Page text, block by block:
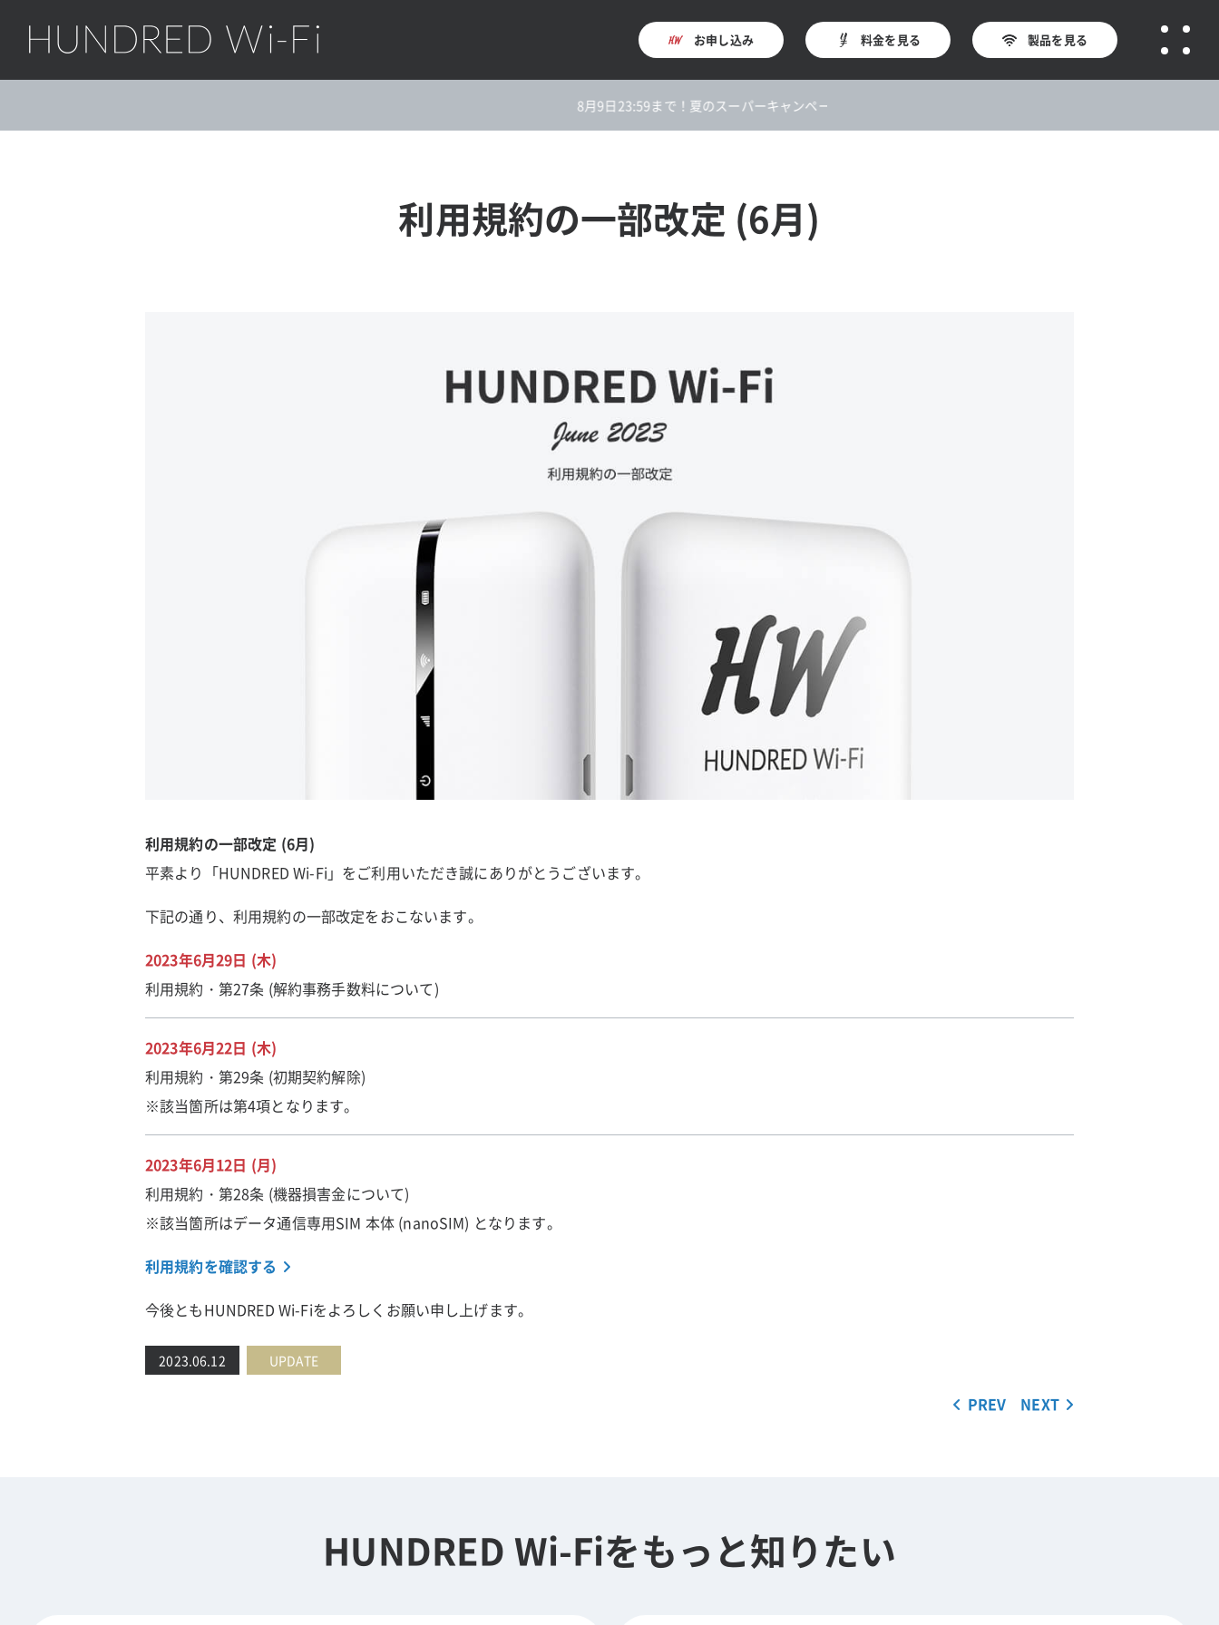
HUNDRED Wi-Fi お申し込み 料金を見る 製品を見る
8月9日23:59まで！夏のスーパーキャンペーン★今なら最大16,258円オフ！
利用規約の一部改定 (6月)
利用規約の一部改定 (6月)
平素より「HUNDRED Wi-Fi」をご利用いただき誠にありがとうございます。
下記の通り、利用規約の一部改定をおこないます。
2023年6月29日 (木)
利用規約・第27条 (解約事務手数料について)
2023年6月22日 (木)
利用規約・第29条 (初期契約解除)
※該当箇所は第4項となります。
2023年6月12日 (月)
利用規約・第28条 (機器損害金について)
※該当箇所はデータ通信専用SIM 本体 (nanoSIM) となります。
利用規約を確認する
今後ともHUNDRED Wi-Fiをよろしくお願い申し上げます。
2023.06.12 UPDATE
PREV NEXT
HUNDRED Wi-Fiをもっと知りたい